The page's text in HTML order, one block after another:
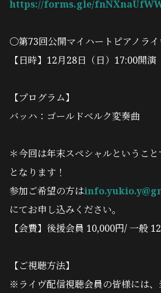
https://forms.gle/
〇第73回公開マイハートピアノラ
【日時】12月28日（日）17:00開演
【プログラム】
バッハ：ゴールドベルク変奏曲
＊今回は年末スペシャルというこ
となります！
参加ご希望の方は
にてお申し込みください。
【会費】後援会員 10,000円/ 一般
【ご視聴方法】
※ライヴ配信視聴会員の皆様には